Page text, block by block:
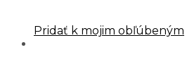
Pridať k mojim obľúbeným